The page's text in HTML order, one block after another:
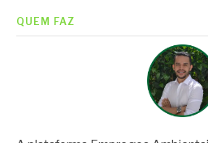
QUEM FAZ